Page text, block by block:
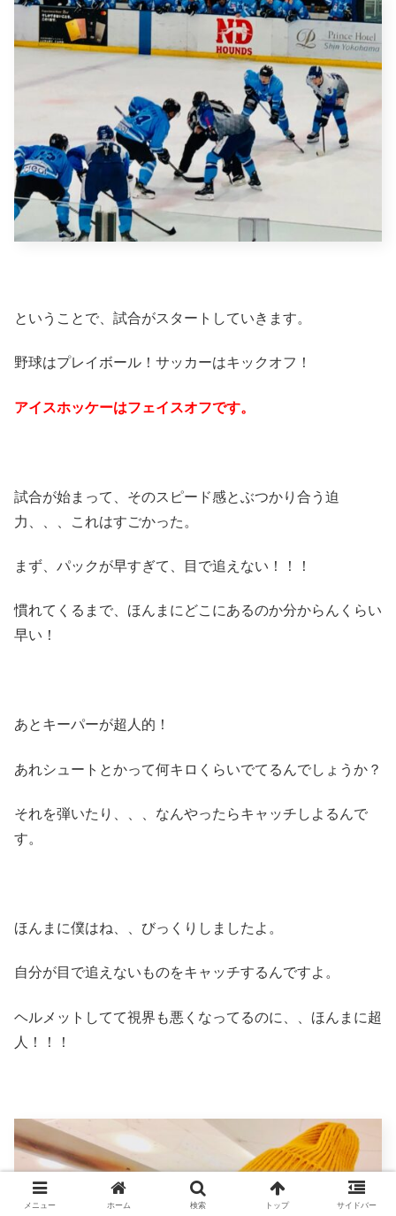
ということで、試合がスタートしていきます。
野球はプレイボール！サッカーはキックオフ！
アイスホッケーはフェイスオフです。
試合が始まって、そのスピード感とぶつかり合う迫
力、、、これはすごかった。
まず、パックが早すぎて、目で追えない！！！
慣れてくるまで、ほんまにどこにあるのか分からんくらい
早い！
あとキーパーが超人的！
あれシュートとかって何キロくらいでてるんでしょうか？
それを弾いたり、、、なんやったらキャッチしよるんで
す。
ほんまに僕はね、、びっくりしましたよ。
自分が目で追えないものをキャッチするんですよ。
ヘルメットしてて視界も悪くなってるのに、、ほんまに超
人！！！
メニュー ホーム 検索 トップ サイドバー